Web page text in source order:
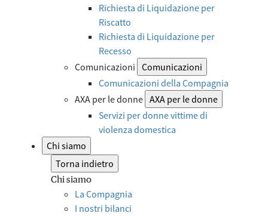
Richiesta di Liquidazione per
Riscatto
Richiesta di Liquidazione per
Recesso
Comunicazioni Comunicazioni
Comunicazioni della Compagnia
AXA per le donne AXA per le donne
Servizi per donne vittime di
violenza domestica
Chi siamo
Torna indietro
Chi siamo
La Compagnia
I nostri bilanci